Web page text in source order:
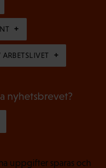
nyhetsbrevet?
uppgifter sparas och